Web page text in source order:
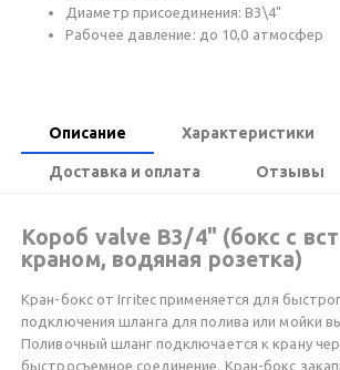
Диаметр присоединения: В3\4"
Рабочее давление: до 10,0 атмоcфер
Описание Характеристики
Доставка и оплата Отзывы
Короб valve B3/4" (бокс с
краном, водяная розетка)
Кран-бокс от Irritec применяется для
подключения шланга для полива или мойки
Поливочный шланг подключается к крану
быстросъемное соединение. Кран-бокс